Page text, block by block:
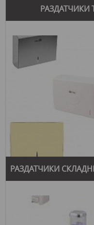
РАЗДАТЧИКИ
РАЗДАТЧИКИ